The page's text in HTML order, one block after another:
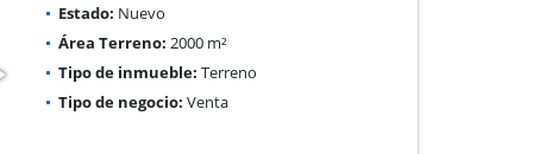
Estado: Nuevo
Área Terreno: 2000 m²
Tipo de inmueble: Terreno
Tipo de negocio: Venta